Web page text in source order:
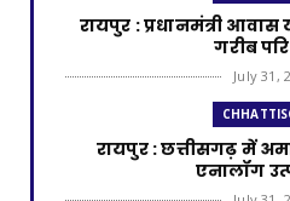
रायपुर : प्रधानमंत्री आवास
गरीब
July 31,
रायपुर : छत्तीसगढ़ में
एनालॉग